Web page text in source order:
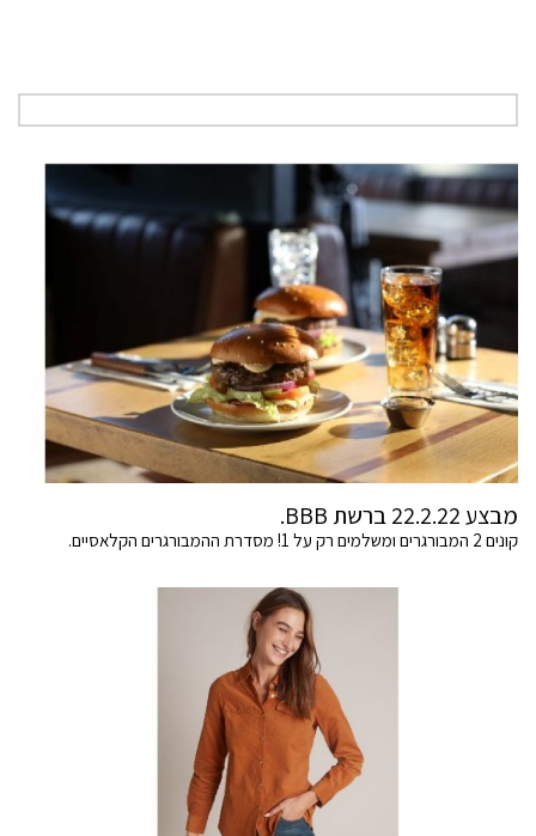
מבצע 22.2.22 ברשת BBB.
קונים 2 המבורגרים ומשלמים רק על 1! מסדרת ההמבורגרים הקלאסיים.